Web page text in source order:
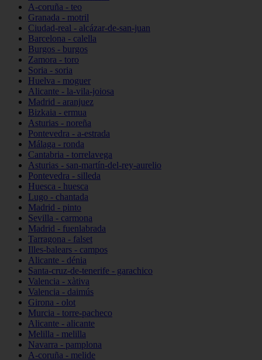
A-coruña - teo
Granada - motril
Ciudad-real - alcázar-de-san-juan
Barcelona - calella
Burgos - burgos
Zamora - toro
Soria - soria
Huelva - moguer
Alicante - la-vila-joiosa
Madrid - aranjuez
Bizkaia - ermua
Asturias - noreña
Pontevedra - a-estrada
Málaga - ronda
Cantabria - torrelavega
Asturias - san-martín-del-rey-aurelio
Pontevedra - silleda
Huesca - huesca
Lugo - chantada
Madrid - pinto
Sevilla - carmona
Madrid - fuenlabrada
Tarragona - falset
Illes-balears - campos
Alicante - dénia
Santa-cruz-de-tenerife - garachico
Valencia - xàtiva
Valencia - daimús
Girona - olot
Murcia - torre-pacheco
Alicante - alicante
Melilla - melilla
Navarra - pamplona
A-coruña - melide